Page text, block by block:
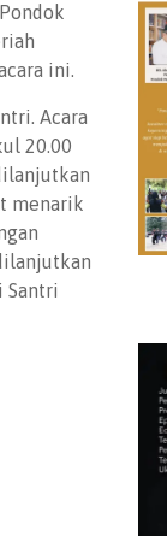
ini.
Acara
20.00
menarik
Santri